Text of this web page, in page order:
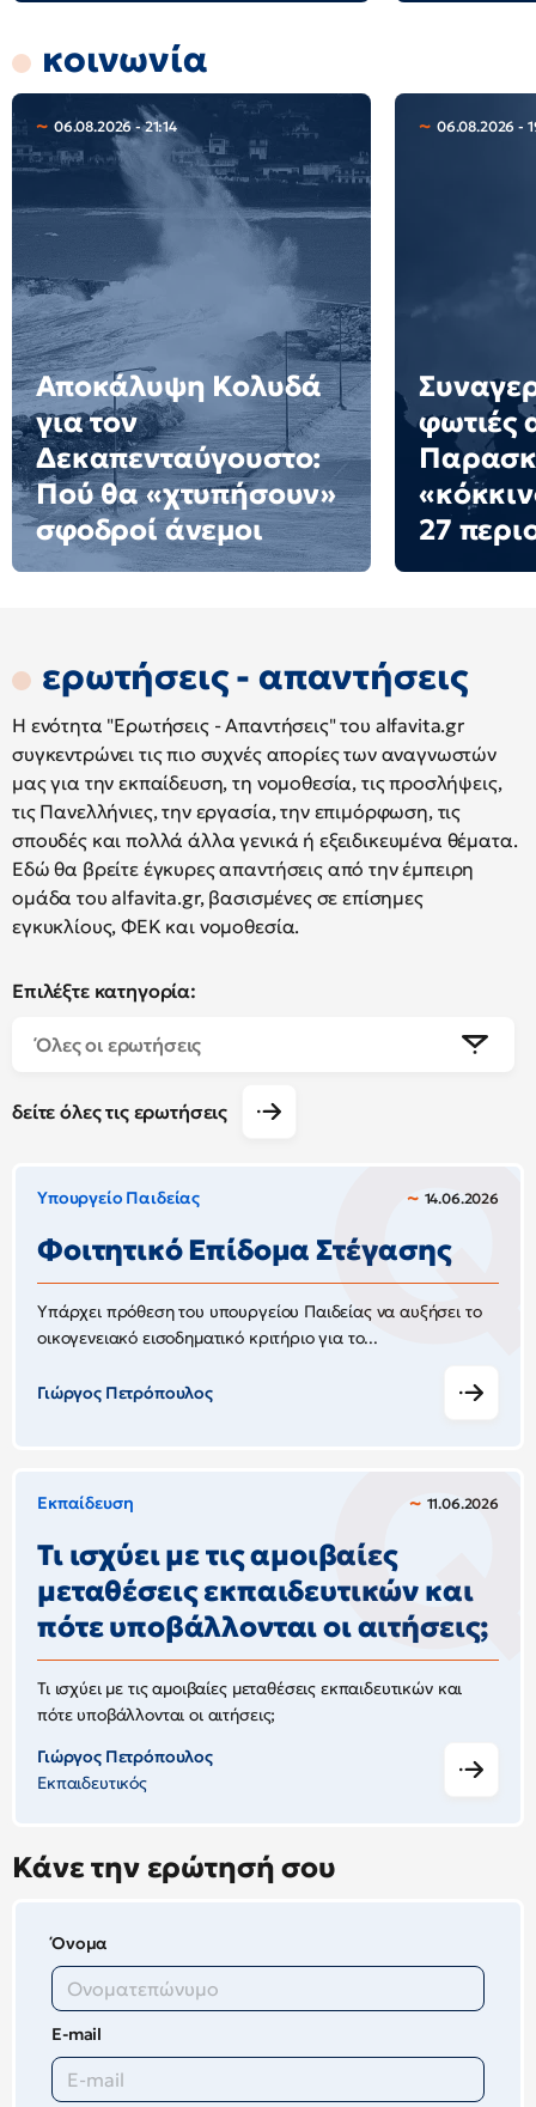
κοινωνία
06.08.2026 - 21:14
Αποκάλυψη Κολυδά
για τον
Δεκαπενταύγουστο:
Πού θα «χτυπήσουν»
σφοδροί άνεμοι
06.08.2026 -
φωτιές
27
ερωτήσεις - απαντήσεις
Η ενότητα "Ερωτήσεις - Απαντήσεις" του alfavita.gr
συγκεντρώνει τις πιο συχνές απορίες των αναγνωστών
μας για την εκπαίδευση, τη νομοθεσία, τις προσλήψεις,
τις Πανελλήνιες, την εργασία, την επιμόρφωση, τις
σπουδές και πολλά άλλα γενικά ή εξειδικευμένα θέματα.
Εδώ θα βρείτε έγκυρες απαντήσεις από την έμπειρη
ομάδα του alfavita.gr, βασισμένες σε επίσημες
εγκυκλίους, ΦΕΚ και νομοθεσία.
Επιλέξτε κατηγορία:
Όλες οι ερωτήσεις
δείτε όλες τις ερωτήσεις
Υπουργείο Παιδείας 14.06.2026
Φοιτητικό Επίδομα Στέγασης
Υπάρχει πρόθεση του υπουργείου Παιδείας να αυξήσει το
οικογενειακό εισοδηματικό κριτήριο για το...
Γιώργος Πετρόπουλος
Εκπαίδευση 11.06.2026
Τι ισχύει με τις αμοιβαίες
μεταθέσεις εκπαιδευτικών και
πότε υποβάλλονται οι αιτήσεις;
Τι ισχύει με τις αμοιβαίες μεταθέσεις εκπαιδευτικών και
πότε υποβάλλονται οι αιτήσεις;
Γιώργος Πετρόπουλος
Εκπαιδευτικός
Κάνε την ερώτησή σου
Όνομα
E-mail